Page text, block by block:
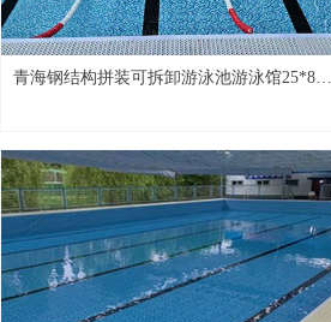
青海钢结构拼装可拆卸游泳池游泳馆25*8M